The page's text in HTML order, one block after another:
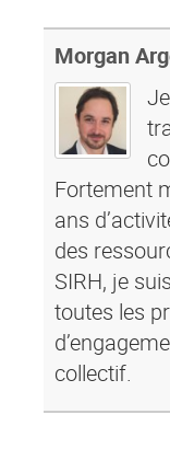
Morgan
Fortement
ans
des
SIRH, je
toutes les
collectif.